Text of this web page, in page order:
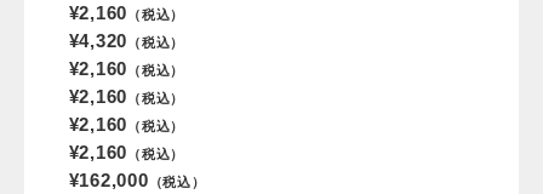
¥2,160 （税込）
¥4,320 （税込）
¥2,160 （税込）
¥2,160 （税込）
¥2,160 （税込）
¥2,160 （税込）
¥162,000 （税込）